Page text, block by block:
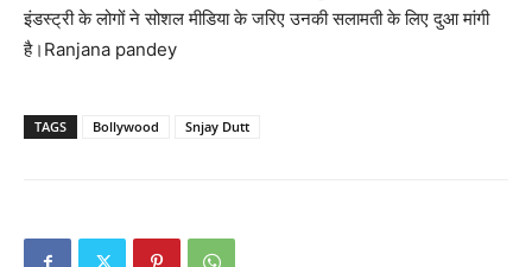
इंडस्ट्री के लोगों ने सोशल मीडिया के जरिए उनकी सलामती के लिए दुआ मांगी
है।Ranjana pandey
TAGS Bollywood Snjay Dutt